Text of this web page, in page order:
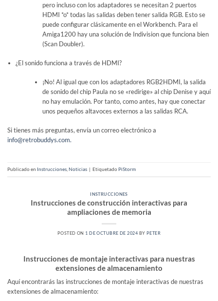
pero incluso con los adaptadores se necesitan 2 puertos
HDMI *o* todas las salidas deben tener salida RGB. Esto se
puede configurar clásicamente en el Workbench. Para el
Amiga1200 hay una solución de Indivision que funciona bien
(Scan Doubler).
¿El sonido funciona a través de HDMI?
¡No! Al igual que con los adaptadores RGB2HDMI, la salida
de sonido del chip Paula no se «redirige» al chip Denise y aquí
no hay emulación. Por tanto, como antes, hay que conectar
unos pequeños altavoces externos a las salidas RCA.
Si tienes más preguntas, envía un correo electrónico a
info@retrobuddys.com.
Publicado en Instrucciones Noticias | Etiquetado PiStorm
INSTRUCCIONES
Instrucciones de construcción interactivas para
ampliaciones de memoria
POSTED ON 1 DE OCTUBRE DE 2024 BY PETER
Instrucciones de montaje interactivas para nuestras
extensiones de almacenamiento
Aquí encontrarás las instrucciones de montaje interactivas de nuestras
extensiones de almacenamiento: